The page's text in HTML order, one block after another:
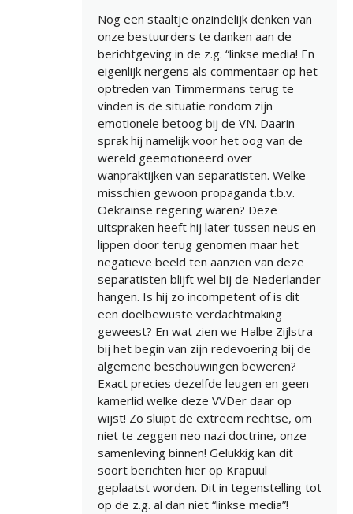
Nog een staaltje onzindelijk denken van
onze bestuurders te danken aan de
berichtgeving in de z.g. “linkse media! En
eigenlijk nergens als commentaar op het
optreden van Timmermans terug te
vinden is de situatie rondom zijn
emotionele betoog bij de VN. Daarin
sprak hij namelijk voor het oog van de
wereld geëmotioneerd over
wanpraktijken van separatisten. Welke
misschien gewoon propaganda t.b.v.
Oekrainse regering waren? Deze
uitspraken heeft hij later tussen neus en
lippen door terug genomen maar het
negatieve beeld ten aanzien van deze
separatisten blijft wel bij de Nederlander
hangen. Is hij zo incompetent of is dit
een doelbewuste verdachtmaking
geweest? En wat zien we Halbe Zijlstra
bij het begin van zijn redevoering bij de
algemene beschouwingen beweren?
Exact precies dezelfde leugen en geen
kamerlid welke deze VVDer daar op
wijst! Zo sluipt de extreem rechtse, om
niet te zeggen neo nazi doctrine, onze
samenleving binnen! Gelukkig kan dit
soort berichten hier op Krapuul
geplaatst worden. Dit in tegenstelling tot
op de z.g. al dan niet “linkse media”!